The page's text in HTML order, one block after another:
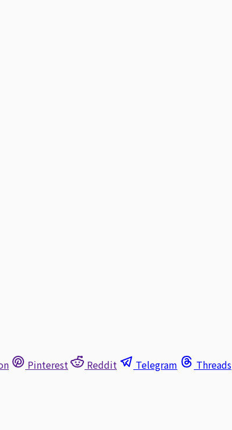
Pinterest Reddit Telegram Threads